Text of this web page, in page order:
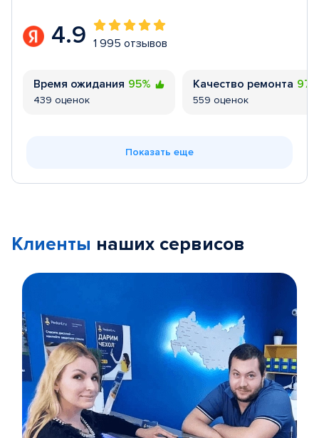
4.9 1 995 отзывов
Время ожидания 95%
439 оценок
Качество ремонта
559 оценок
Показать еще
Клиенты наших сервисов